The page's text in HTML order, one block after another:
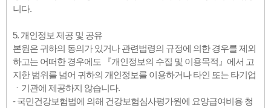
니다.
5. 개인정보 제공 및 공유
본원은 귀하의 동의가 있거나 관련법령의 규정에 의한 경우를 제외
하고는 어떠한 경우에도 『개인정보의 수집 및 이용목적』에서 고
지한 범위를 넘어 귀하의 개인정보를 이용하거나 타인 또는 타기업
ㆍ기관에 제공하지 않습니다.
- 국민건강보험법에 의해 건강보험심사평가원에 요양급여비용 청